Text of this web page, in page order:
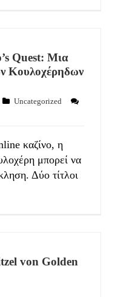
Quest: Μια
Κουλοχέρηδων
Uncategorized
καζίνο, η
μπορεί να
Δύο τίτλοι
von Golden